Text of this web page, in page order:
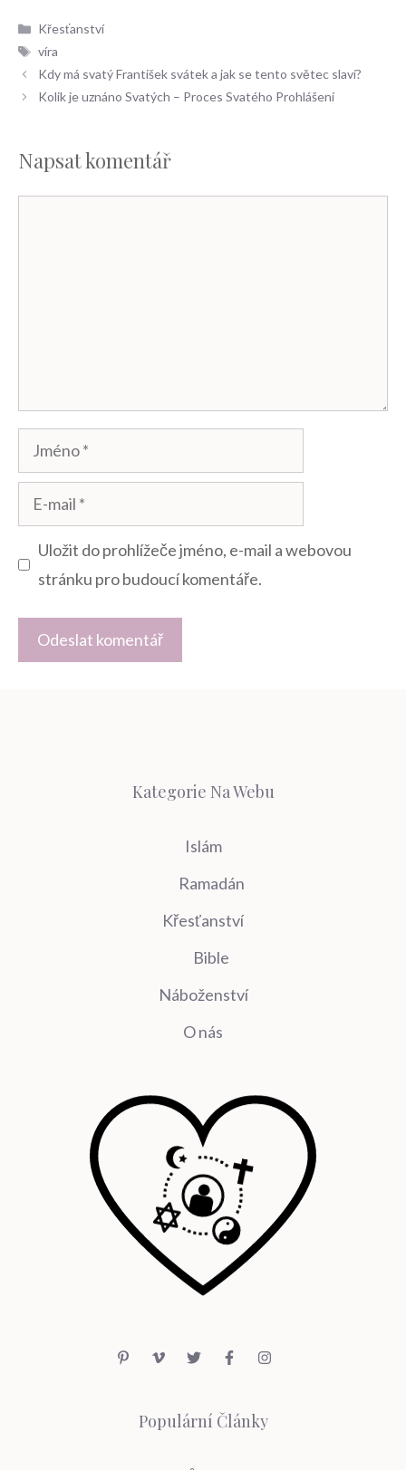
Rubriky
Křesťanství
Štítky
víra
Kdy má svatý František svátek a jak se tento světec slaví?
Kolik je uznáno Svatých – Proces Svatého Prohlášení
Napsat komentář
Jméno
mail
Uložit do prohlížeče jméno, e-mail a webovou
stránku pro budoucí komentáře.
Kategorie Na Webu
Islám
Ramadán
Křesťanství
Bible
Náboženství
O nás
Populární Články